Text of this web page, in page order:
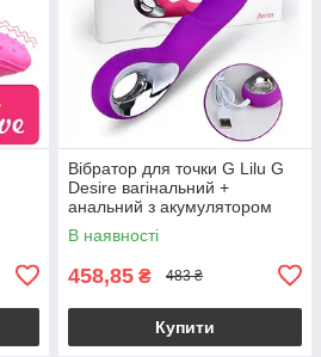
Вібратор для точки G Lilu G
Desire вагінальний +
анальний з акумулятором
В наявності
458,85 ₴ 483 ₴
Купити